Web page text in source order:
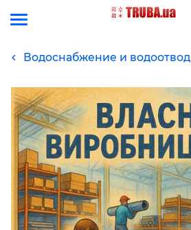
Водоснабжение и водоотвод